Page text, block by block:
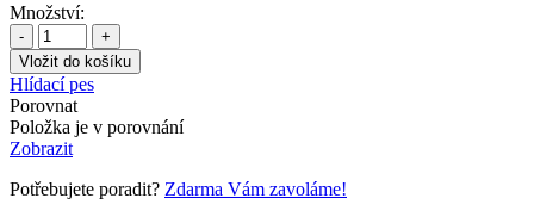
Množství:
- +
Hlídací pes
Porovnat
Položka je v porovnání
Zobrazit
Potřebujete poradit? Zdarma Vám zavoláme!